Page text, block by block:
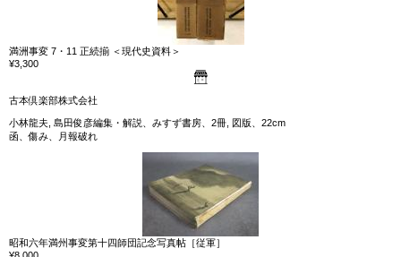
満洲事変 7・11 正続揃 ＜現代史資料＞
¥3,300
古本倶楽部株式会社
小林龍夫, 島田俊彦編集・解説、みすず書房、2冊, 図版、22cm
函、傷み、月報破れ
昭和六年満州事変第十四師団記念写真帖［従軍］